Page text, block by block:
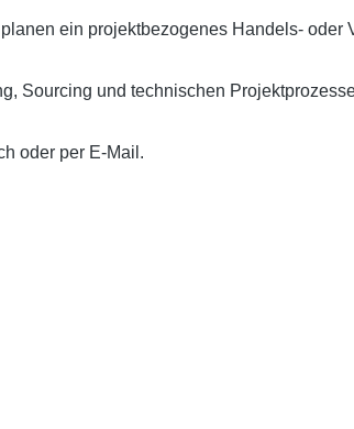
ein projektbezogenes Handels- oder
Sourcing und technischen
oder per E-Mail.